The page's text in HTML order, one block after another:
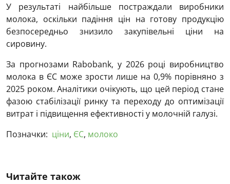
У результаті найбільше постраждали виробники
молока, оскільки падіння цін на готову продукцію
безпосередньо знизило закупівельні ціни на
сировину.
За прогнозами Rabobank, у 2026 році виробництво
молока в ЄС може зрости лише на 0,9% порівняно з
2025 роком. Аналітики очікують, що цей період стане
фазою стабілізації ринку та переходу до оптимізації
витрат і підвищення ефективності у молочній галузі.
Позначки: ціни, ЄС, молоко
Читайте також